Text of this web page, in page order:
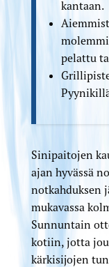
kantaan.
pelattu
Sinipaitojen
ajan hyvässä
notkahduksen
mukavassa
Sunnuntain
kotiin, jotta
kärkisijojen